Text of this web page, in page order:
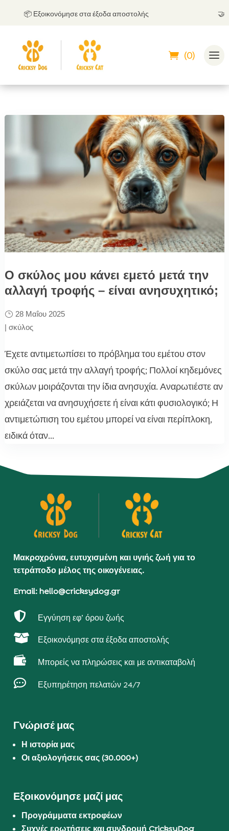
📦 Εξοικονόμησε στα έξοδα αποστολής
(0)
Ο σκύλος μου κάνει εμετό μετά την
αλλαγή τροφής – είναι ανησυχητικό;
28 Μαΐου 2025
| σκύλος
Έχετε αντιμετωπίσει το πρόβλημα του εμέτου στον
σκύλο σας μετά την αλλαγή τροφής; Πολλοί κηδεμόνες
σκύλων μοιράζονται την ίδια ανησυχία. Αναρωτιέστε αν
χρειάζεται να ανησυχήσετε ή είναι κάτι φυσιολογικό; Η
αντιμετώπιση του εμέτου μπορεί να είναι περίπλοκη,
ειδικά όταν...
Μακροχρόνια, ευτυχισμένη και υγιής ζωή για το
τετράποδο μέλος της οικογένειας.
Email: hello@cricksydog.gr
 Εγγύηση εφ’ όρου ζωής
 Εξοικονόμησε στα έξοδα αποστολής
 Μπορείς να πληρώσεις και με αντικαταβολή
 Εξυπηρέτηση πελατών 24/7
Γνώρισέ μας
Η ιστορία μας
Οι αξιολογήσεις σας (30.000+)
Εξοικονόμησε μαζί μας
Προγράμματα εκτροφέων